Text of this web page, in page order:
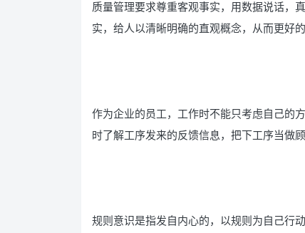
质量管理要求尊重客观事实，用数据说话，
实，给人以清晰明确的直观概念，从而更好
作为企业的员工，工作时不能只考虑自己的
时了解工序发来的反馈信息，把下工序当做
规则意识是指发自内心的，以规则为自己行